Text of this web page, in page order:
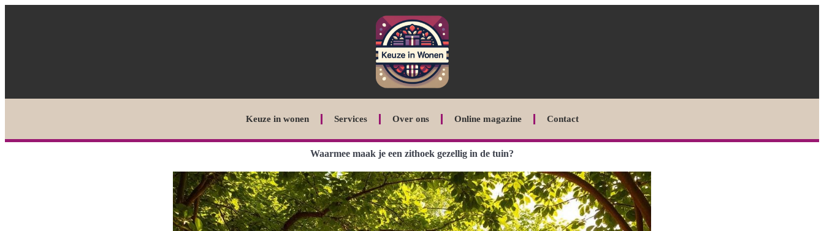
Keuze in wonen Services Over ons Online magazine Contact
Waarmee maak je een zithoek gezellig in de tuin?